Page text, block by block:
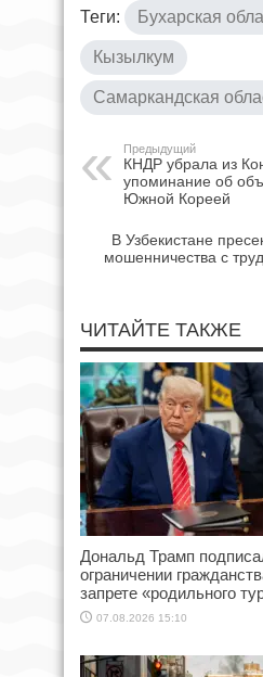
Теги: Бухарская
Кызылкум
Самаркандская
Предыдущий
КНДР убрала из
упоминание об
Южной Кореей
В Узбекистане
мошенничества с
ЧИТАЙТЕ ТАКЖЕ
Дональд Трамп
ограничении
запрете «родильного
07.08.2026 15:10